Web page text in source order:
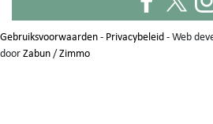
Gebruiksvoorwaarden- Privacybeleid- Web
doorZabun/Zimmo